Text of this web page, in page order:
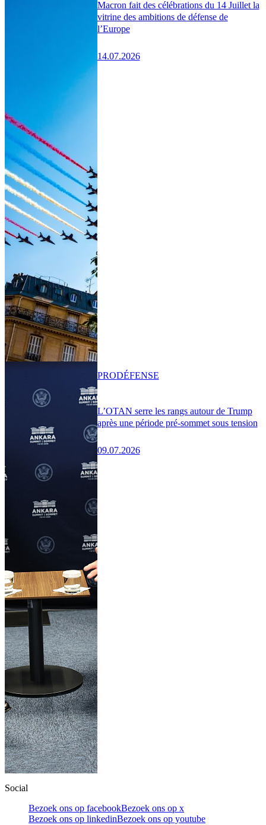
Macron fait des célébrations du 14 Juillet la
vitrine des ambitions de défense de
l’Europe
14.07.2026
L’OTAN serre les rangs autour de Trump
après une période pré-sommet sous tension
09.07.2026
PRODÉFENSE
Social
Bezoek ons op facebookBezoek ons op x
Bezoek ons op linkedinBezoek ons op youtube